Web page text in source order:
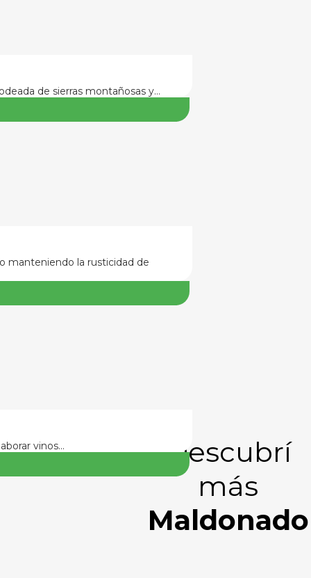
Descubrí
más
Maldonado
de sierras montañosas y…
manteniendo la rusticidad de
vinos…